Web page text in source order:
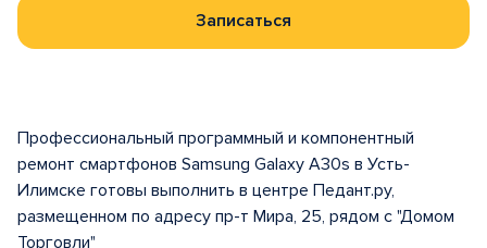
Записаться
Профессиональный программный и компонентный
ремонт смартфонов Samsung Galaxy A30s в Усть-
Илимске готовы выполнить в центре Педант.ру,
размещенном по адресу пр-т Мира, 25, рядом с "Домом
Торговли"